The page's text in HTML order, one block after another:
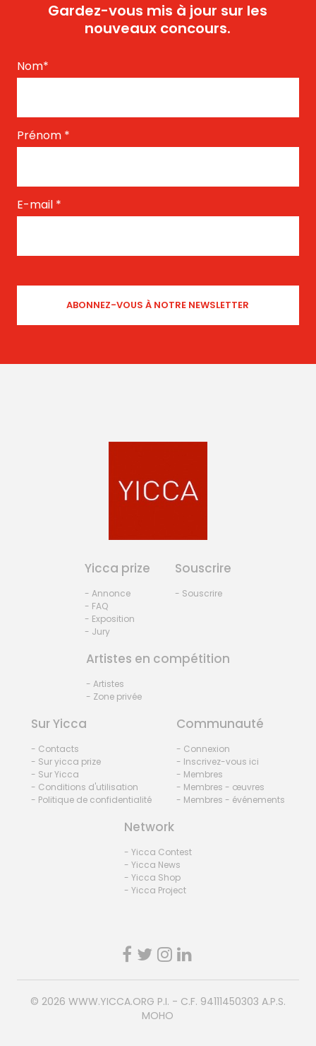
Gardez-vous mis à jour sur les
nouveaux concours.
Nom*
Prénom *
E-mail *
Yicca prize
- Annonce
- FAQ
- Exposition
- Jury
Souscrire
- Souscrire
Artistes en compétition
- Artistes
- Zone privée
Sur Yicca
- Contacts
- Sur yicca prize
- Sur Yicca
- Conditions d'utilisation
- Politique de confidentialité
Communauté
- Connexion
- Inscrivez-vous ici
- Membres
- Membres - œuvres
- Membres - événements
Network
- Yicca Contest
- Yicca News
- Yicca Shop
- Yicca Project
© 2026 WWW.YICCA.ORG P.I. - C.F. 94111450303 A.P.S.
MOHO